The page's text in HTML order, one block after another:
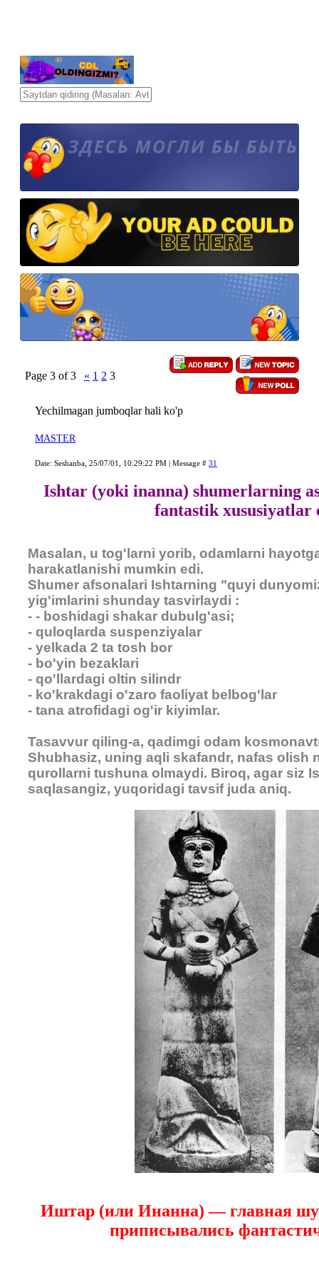
Page 3 of3 « 1 2 3
Yechilmagan jumboqlar hali ko'p
MASTER
Date: Seshanba, 25/07/01, 10:29:22 PM | Message # 31
Ishtar (yoki inanna) shumerlarning
fantastik xususiyatlar
Masalan, u tog'larni yorib, odamlarni
harakatlanishi mumkin edi.
Shumer afsonalari Ishtarning "quyi
yig'imlarini shunday tasvirlaydi :
- - boshidagi shakar dubulg'asi;
- quloqlarda suspenziyalar
- yelkada 2 ta tosh bor
- bo'yin bezaklari
- qo'llardagi oltin silindr
- ko'krakdagi o'zaro faoliyat belbog'lar
- tana atrofidagi og'ir kiyimlar.
Tasavvur qiling-a, qadimgi odam
Shubhasiz, uning aqli skafandr, nafas olish
qurollarni tushuna olmaydi. Biroq, agar siz
saqlasangiz, yuqoridagi tavsif juda aniq.
Иштар (или Инанна) — главная
приписывались